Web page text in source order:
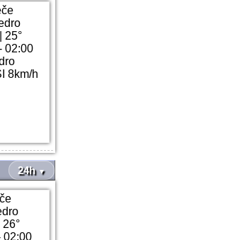
25°
02:00
8km/h
24h ▼
26°
02:00